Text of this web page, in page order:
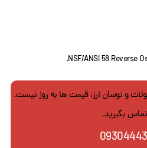
و نوسان ارز، قیمت ها به روز نیست.
بگیرید.